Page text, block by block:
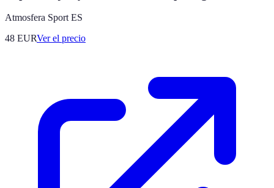
Atmosfera Sport ES
48 EURVer el precio